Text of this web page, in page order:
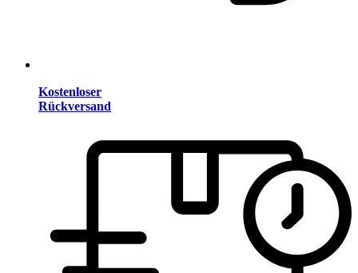
Kostenloser
Rückversand